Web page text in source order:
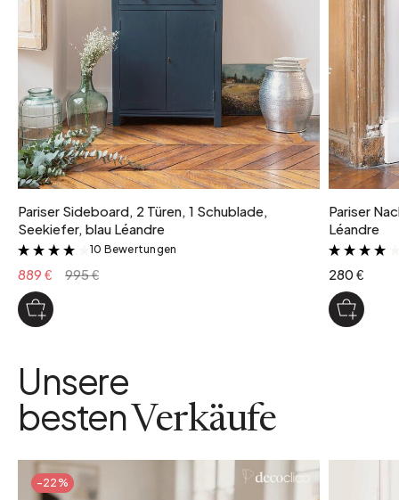
Paketgewicht
Paket 1: 42 kg, Paket 2: 28 kg
Farbvariante
Hellgrau
Pariser Sideboard, 2 Türen, 1 Schublade,
Seekiefer, blau Léandre
&
10 Bewertungen
889 € 995 €
Pariser
Léandre
280 €
Unsere
bestenVerkäufe
-22%